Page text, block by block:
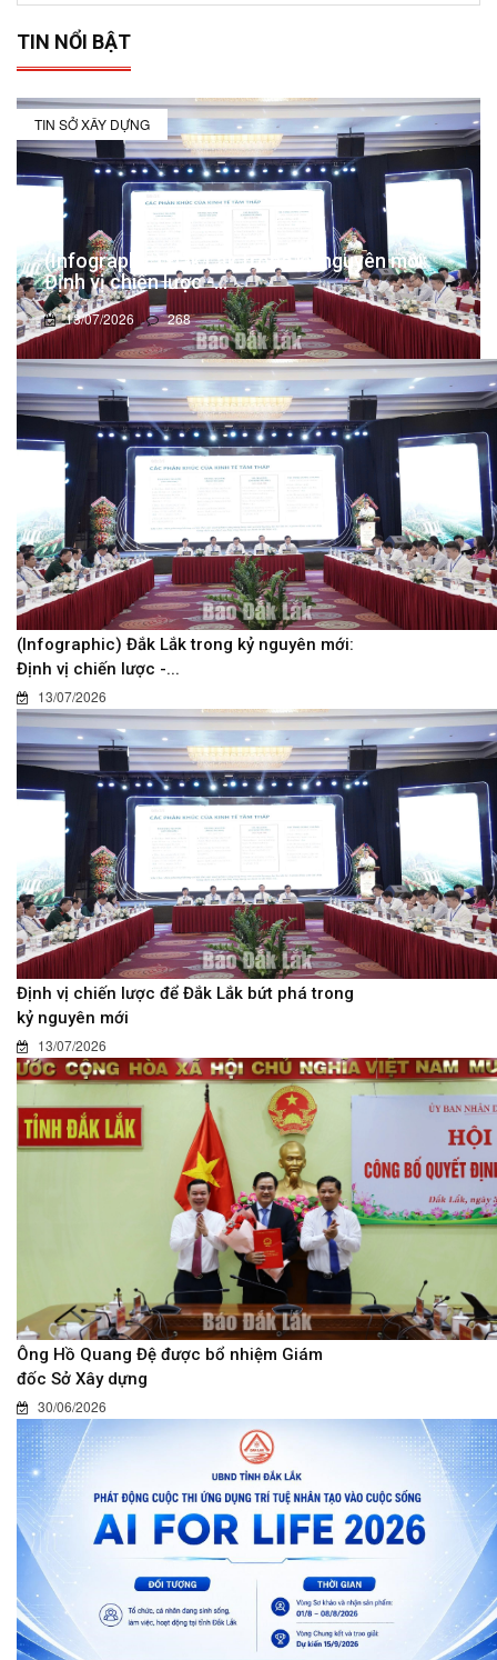
TIN NỔI BẬT
TIN SỞ XÂY DỰNG
(Infographic) Đắk Lắk trong kỷ nguyên mới:
Định vị chiến lược -...
13/07/2026 268
(Infographic) Đắk Lắk trong kỷ nguyên mới:
Định vị chiến lược -...
13/07/2026
Định vị chiến lược để Đắk Lắk bứt phá trong
kỷ nguyên mới
13/07/2026
Ông Hồ Quang Đệ được bổ nhiệm Giám
đốc Sở Xây dựng
30/06/2026